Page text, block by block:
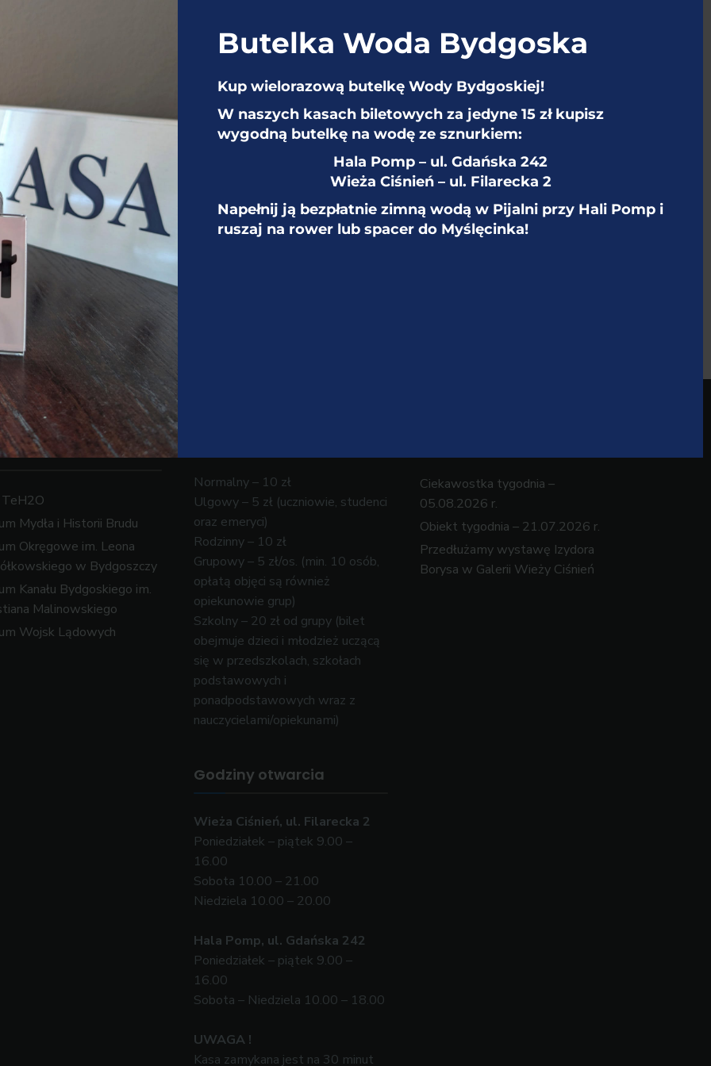
Najnowsza publikacja pt. “120 LAT
BYDGOSKICH WODOCIĄGÓW I
KANALIZACJI (1900-2020) Z
PERSPEKTYWY MUZEUM
WODOCIĄGÓW”
26 KWIETNIA 2022 MUZEUM
Przypominamy, że w naszym Muzeum możecie
nabyć ciekawe publikacje. Dwie książki pewnie
CIEKAWOSTKI
połączyć
Mydła i Historii Brudu
Okręgowe im. Leona
w Bydgoszczy
Kanału Bydgoskiego im.
Malinowskiego
Wojsk Lądowych
Normalny – 10 zł
Ulgowy – 5 zł (uczniowie, studenci
oraz emeryci)
Rodzinny – 10 zł
Grupowy – 5 zł/os. (min. 10 osób,
opłatą objęci są również
opiekunowie grup)
Szkolny – 20 zł od grupy (bilet
obejmuje dzieci i młodzież uczącą
się w przedszkolach, szkołach
podstawowych i
ponadpodstawowych wraz z
nauczycielami/opiekunami)
Godziny otwarcia
Wieża Ciśnień, ul. Filarecka 2
Poniedziałek – piątek 9.00 –
16.00
Sobota 10.00 – 21.00
Niedziela 10.00 – 20.00
Hala Pomp, ul. Gdańska 242
Poniedziałek – piątek 9.00 –
16.00
Sobota – Niedziela 10.00 – 18.00
UWAGA !
Kasa zamykana jest na 30 minut
Ciekawostka tygodnia –
05.08.2026 r.
Obiekt tygodnia – 21.07.2026 r.
Przedłużamy wystawę Izydora
Borysa w Galerii Wieży Ciśnień
Butelka Woda Bydgoska
Kup wielorazową butelkę Wody Bydgoskiej!
W naszych kasach biletowych za jedyne 15 zł kupisz
wygodną butelkę na wodę ze sznurkiem:
Hala Pomp – ul. Gdańska 242
Wieża Ciśnień – ul. Filarecka 2
Napełnij ją bezpłatnie zimną wodą w Pijalni przy Hali Pomp i
ruszaj na rower lub spacer do Myślęcinka!